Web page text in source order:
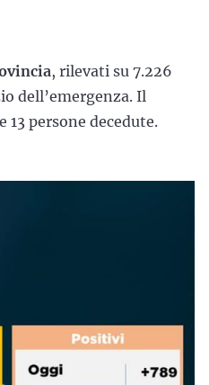
, rilevati su 7.226
dell’emergenza. Il
persone decedute.